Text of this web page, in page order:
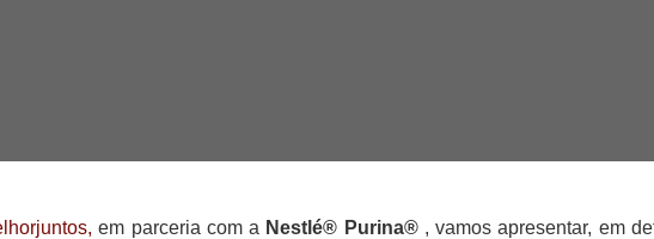
em parceria com a Nestlé® Purina®, vamos apresentar, em